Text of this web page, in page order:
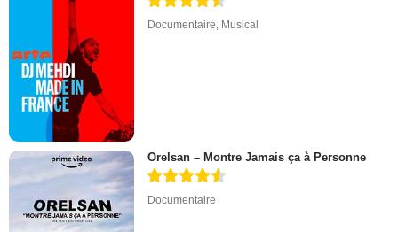
Documentaire Musical
Orelsan – Montre Jamais ça à Personne
Documentaire